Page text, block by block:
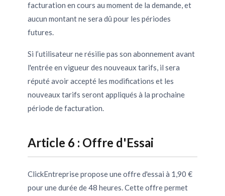
facturation en cours au moment de la demande, et
aucun montant ne sera dû pour les périodes
futures.
Si l’utilisateur ne résilie pas son abonnement avant
l'entrée en vigueur des nouveaux tarifs, il sera
réputé avoir accepté les modifications et les
nouveaux tarifs seront appliqués à la prochaine
période de facturation.
Article 6 : Offre d'Essai
ClickEntreprise propose une offre d'essai à 1,90 €
pour une durée de 48 heures. Cette offre permet